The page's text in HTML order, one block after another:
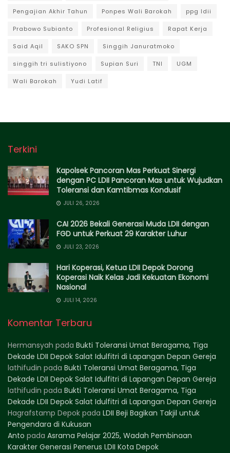
Pengajian Akhir Tahun Ponpes Wali Barokah ppg ldii
Prabowo Subianto Profesional Religius Rapat Kerja
Said Aqil SAKO SPN Singgih Januratmoko
singgih tri sulistiyono Supian Suri TNI UGM
Wali Barokah Yudi Latif
Terkini
Kapolsek Pancoran Mas Perkuat Sinergi
dengan PC LDII Pancoran Mas untuk Wujudkan
Toleransi dan Kamtibmas Kondusif
JULI 26, 2026
CAI 2026 Bekali Generasi Muda LDII dengan
FGD untuk Perkuat 29 Karakter Luhur
JULI 23, 2026
Hari Koperasi, Ketua LDII Depok Dorong
Koperasi Naik Kelas Jadi Kekuatan Ekonomi
Nasional
JULI 14, 2026
Komentar Terbaru
Hermansyah pada Bukti Toleransi Umat Beragama, Tiga
Dekade LDII Depok Salat Idulfitri di Lapangan Depan Gereja
lathifudin pada Bukti Toleransi Umat Beragama, Tiga
Dekade LDII Depok Salat Idulfitri di Lapangan Depan Gereja
lathifudin pada Bukti Toleransi Umat Beragama, Tiga
Dekade LDII Depok Salat Idulfitri di Lapangan Depan Gereja
Hagrafstamp Depok pada LDII Beji Bagikan Takjil untuk
Pengendara di Kukusan
Anto pada Asrama Pelajar 2025, Wadah Pembinaan
Karakter Generasi Penerus LDII Kota Depok